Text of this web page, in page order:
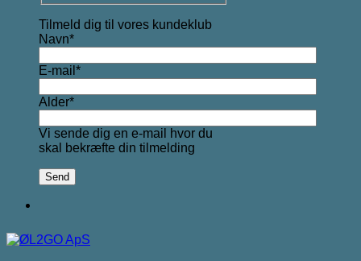
Tilmeld dig til vores kundeklub
Navn*
E-mail*
Alder*
Vi sende dig en e-mail hvor du
skal bekræfte din tilmelding